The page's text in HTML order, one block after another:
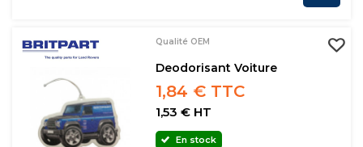
Qualité OEM
Deodorisant Voiture
1,84 € TTC
1,53 € HT
En stock